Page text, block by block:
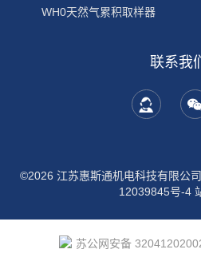
WH0天然气累积取样器
联系我们
©2026 江苏惠斯通机电科技有限公
12039845号-4
苏公网安备